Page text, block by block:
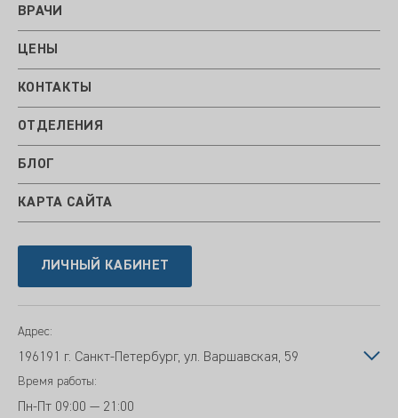
ВРАЧИ
ЦЕНЫ
КОНТАКТЫ
ОТДЕЛЕНИЯ
БЛОГ
КАРТА САЙТА
ЛИЧНЫЙ КАБИНЕТ
Адрес:
196191 г. Санкт-Петербург, ул. Варшавская, 59
Время работы:
Пн-Пт 09:00 — 21:00